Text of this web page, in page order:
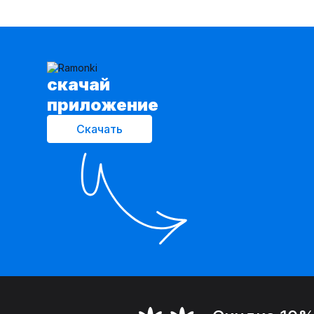
cкачай
приложение
Скачать